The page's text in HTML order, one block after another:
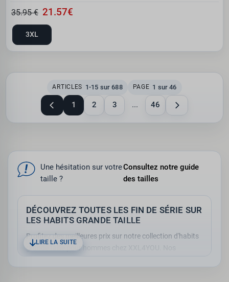
35.95 € 21.57€
3XL
ARTICLES 1-15 sur 688 PAGE 1 sur 46
1 2 3 ... 46
Une hésitation sur votre
taille ?
Consultez notre guide
des tailles
DÉCOUVREZ TOUTES LES FIN DE SÉRIE SUR
LES HABITS GRANDE TAILLE
Profitez des meilleures prix sur notre collection d'habits
grande taille pour hommes chez XXL4YOU. Nos
LIRE LA SUITE